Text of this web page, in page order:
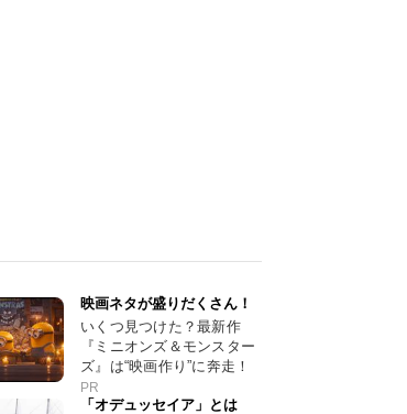
映画ネタが盛りだくさん！
いくつ見つけた？最新作
『ミニオンズ＆モンスター
ズ』は“映画作り”に奔走！
PR
「オデュッセイア」とは